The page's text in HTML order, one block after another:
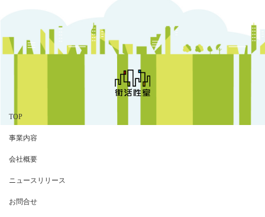
TOP
事業内容
会社概要
ニュースリリース
お問合せ